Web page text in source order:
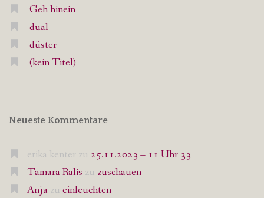
Geh hinein
dual
düster
(kein Titel)
Neueste Kommentare
erika kenter zu 25.11.2023 – 11 Uhr 33
Tamara Ralis zu zuschauen
Anja zu einleuchten